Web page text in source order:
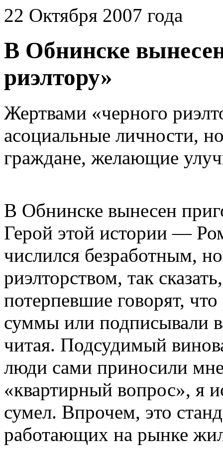
22 Октября 2007 года
В Обнинске
риэлтору»
Жертвами «черного
асоциальные личности,
граждане, желающие
В Обнинске вынесен
Герой этой истории —
числился безработным,
риэлторством, так
потерпевшие говорят,
суммы или подписывали
читая. Подсудимый
люди сами приносили
«квартирный вопрос», я
сумел. Впрочем, это
работающих на рынке